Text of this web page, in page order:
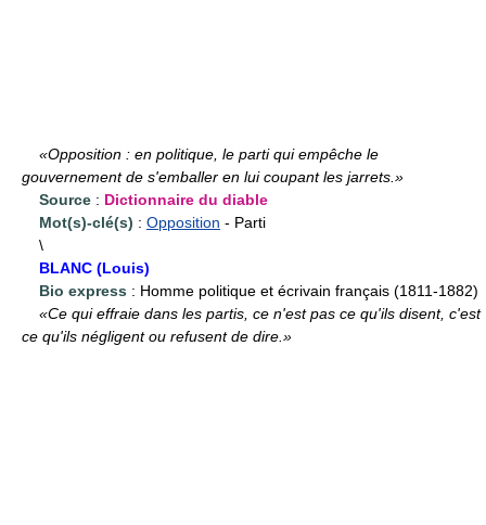
«Opposition : en politique, le parti qui empêche le
gouvernement de s'emballer en lui coupant les jarrets.»
Source : Dictionnaire du diable
Mot(s)-clé(s) : Opposition - Parti
\
BLANC (Louis)
Bio express : Homme politique et écrivain français (1811-1882)
«Ce qui effraie dans les partis, ce n'est pas ce qu'ils disent, c'est
ce qu'ils négligent ou refusent de dire.»